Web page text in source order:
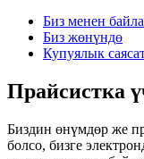
Биз менен
Биз жөнүндө
Купуялык
Прайсистка
Биздин өнүмдөр же
болсо, бизге